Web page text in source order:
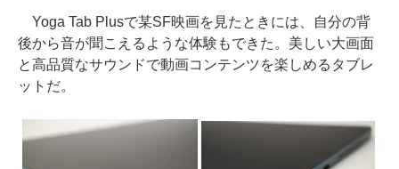
Yoga Tab Plusで某SF映画を見たときには、自分の背
後から音が聞こえるような体験もできた。美しい大画面
と高品質なサウンドで動画コンテンツを楽しめるタブレ
ットだ。